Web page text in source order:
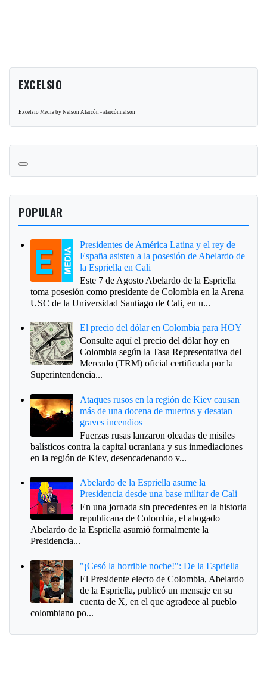
EXCELSIO
Excelsio Media by Nelson Alarcón - alarcónnelson
POPULAR
Presidentes de América Latina y el rey de
España asisten a la posesión de Abelardo de
la Espriella en Cali
Este 7 de Agosto Abelardo de la Espriella
toma posesión como presidente de Colombia en la Arena
USC de la Universidad Santiago de Cali, en u...
El precio del dólar en Colombia para HOY
Consulte aquí el precio del dólar hoy en
Colombia según la Tasa Representativa del
Mercado (TRM) oficial certificada por la
Superintendencia...
Ataques rusos en la región de Kiev causan
más de una docena de muertos y desatan
graves incendios
Fuerzas rusas lanzaron oleadas de misiles
balísticos contra la capital ucraniana y sus inmediaciones
en la región de Kiev, desencadenando v...
Abelardo de la Espriella asume la
Presidencia desde una base militar de Cali
En una jornada sin precedentes en la historia
republicana de Colombia, el abogado
Abelardo de la Espriella asumió formalmente la
Presidencia...
"¡Cesó la horrible noche!": De la Espriella
El Presidente electo de Colombia, Abelardo
de la Espriella, publicó un mensaje en su
cuenta de X, en el que agradece al pueblo
colombiano po...